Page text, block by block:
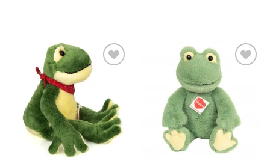
Toevoegen
verlanglijst
Toevoegen
verlanglijst